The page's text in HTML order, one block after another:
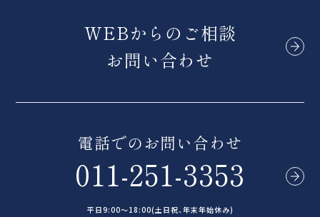
WEBからのご相談
お問い合わせ
電話でのお問い合わせ
011-251-3353
平日9:00～18:00(土日祝、年末年始休み)